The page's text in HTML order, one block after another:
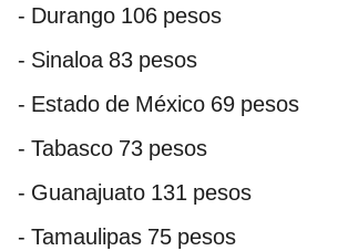
- Durango 106 pesos
- Sinaloa 83 pesos
- Estado de México 69 pesos
- Tabasco 73 pesos
- Guanajuato 131 pesos
- Tamaulipas 75 pesos